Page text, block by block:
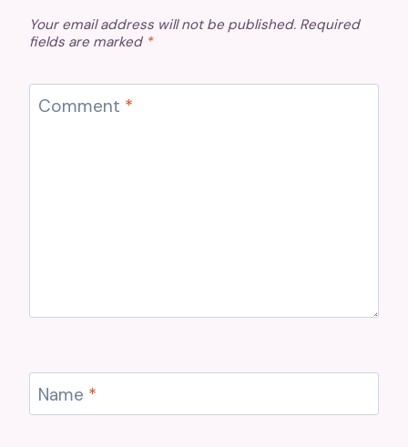
Your email address will not be published. Required
fields are marked *
Comment *
Name *